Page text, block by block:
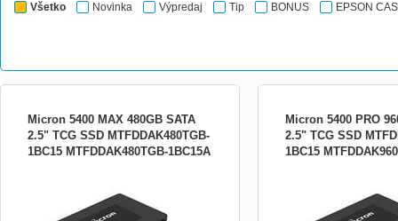
Všetko Novinka Výpredaj Tip BONUS EPSON
Micron 5400 MAX 480GB SATA
2.5" TCG SSD MTFDDAK480TGB-
1BC15 MTFDDAK480TGB-1BC15A
Micron 5400 PRO
2.5" TCG SSD
1BC15